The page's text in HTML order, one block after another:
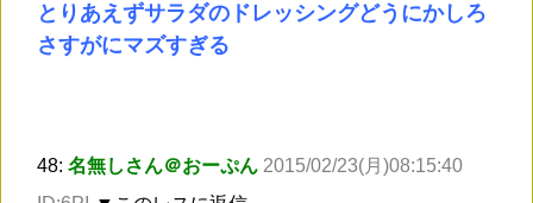
とりあえずサラダのドレッシングどうにかしろ
さすがにマズすぎる
48: 名無しさん＠おーぷん 2015/02/23(月)08:15:40